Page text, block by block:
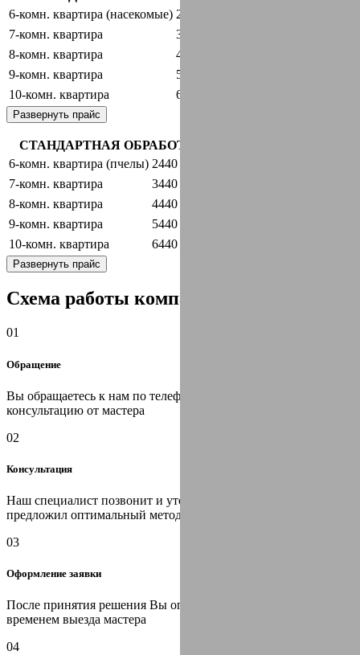
6-комн. квартира (насекомые) 2440 руб.
7-комн. квартира 3440 руб.
8-комн. квартира 4440 руб.
9-комн. квартира 5440 руб.
10-комн. квартира 6440 руб.
Развернуть прайс
СТАНДАРТНАЯ ОБРАБОТКА + ГАРАНТИЯ
6-комн. квартира (пчелы) 2440 руб.
7-комн. квартира 3440 руб.
8-комн. квартира 4440 руб.
9-комн. квартира 5440 руб.
10-комн. квартира 6440 руб.
Развернуть прайс
Схема работы компании:
01
Обращение
Вы обращаетесь к нам по телефону или оставляете заявку на
консультацию от мастера
02
Консультация
Наш специалист позвонит и уточнит информацию, затем
предложил оптимальный метод решения Вашей проблемы
03
Оформление заявки
После принятия решения Вы определяетесь с датой и
временем выезда мастера
04